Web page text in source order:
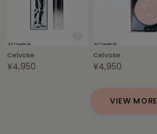
made of Organics
MICHU COQUETTE
Celvoke
¥4,950
Celvoke
¥4,950
VIEW MORE